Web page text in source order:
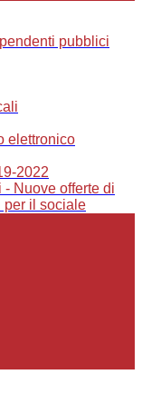
pubblici
elettronico
2022
Nuove offerte di
per il sociale